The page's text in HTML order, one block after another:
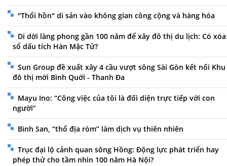
"Thổi hồn" di sản vào không gian công cộng và hàng hóa
Di dời làng phong gần 100 năm để xây đô thị du lịch: Có xóa
sổ dấu tích Hàn Mặc Tử?
Sun Group đề xuất xây 4 cầu vượt sông Sài Gòn kết nối Khu
đô thị mới Bình Quới - Thanh Đa
Mayu Ino: “Công việc của tôi là đối diện trực tiếp với con
người”
Bình San, “thổ địa ròm” làm dịch vụ thiên nhiên
Trục đại lộ cảnh quan sông Hồng: Động lực phát triển hay
phép thử cho tầm nhìn 100 năm Hà Nội?